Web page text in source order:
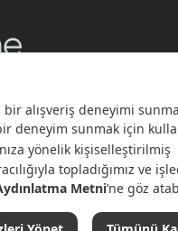
© 2026 Karaca Home